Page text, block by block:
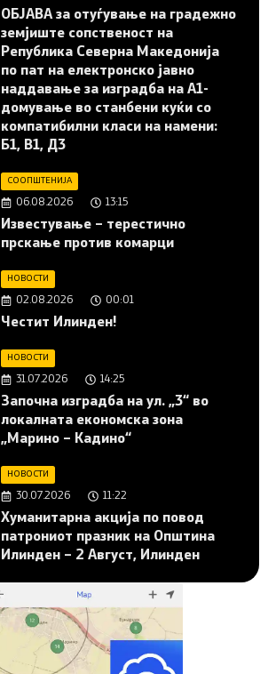
ОБЈАВА за отуѓување на градежно
земјиште сопственост на
Република Северна Македонија
по пат на електронско јавно
наддавање за изградба на A1-
домување во станбени куќи со
компатибилни класи на намени:
Б1, В1, Д3
СООПШТЕНИЈА
06.08.2026 13:15
Известување – терестично
прскање против комарци
НОВОСТИ
02.08.2026 00:01
Честит Илинден!
НОВОСТИ
31.07.2026 14:25
Започна изградба на ул. „3“ во
локалната економска зона
„Марино – Кадино“
НОВОСТИ
30.07.2026 11:22
Хуманитарна акција по повод
патрониот празник на Општина
Илинден – 2 Август, Илинден